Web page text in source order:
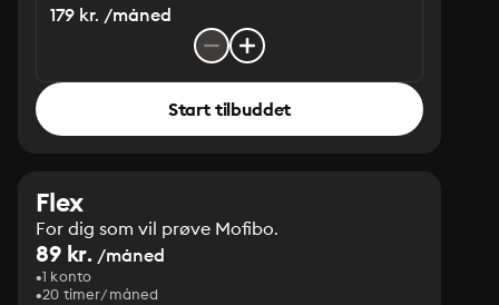
179 kr. /måned
Start tilbuddet
Flex
For dig som vil prøve Mofibo.
89 kr. /måned
1 konto
20 timer/måned